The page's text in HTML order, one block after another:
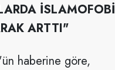
İSLAMOFOBİ
ARTTI"
haberine göre,